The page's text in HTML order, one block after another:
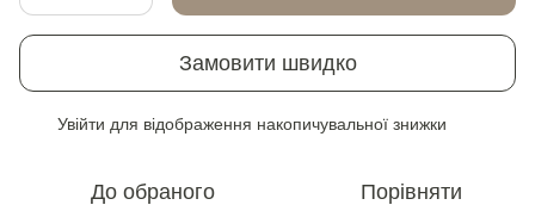
Замовити швидко
Увійти для відображення накопичувальної знижки
До обраного Порівняти